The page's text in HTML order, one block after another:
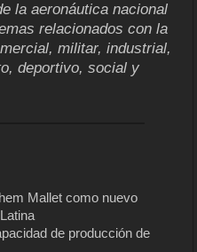
la aeronáutica nacional
relacionados con la
militar, industrial,
deportivo, social y
Mallet como nuevo
de producción de